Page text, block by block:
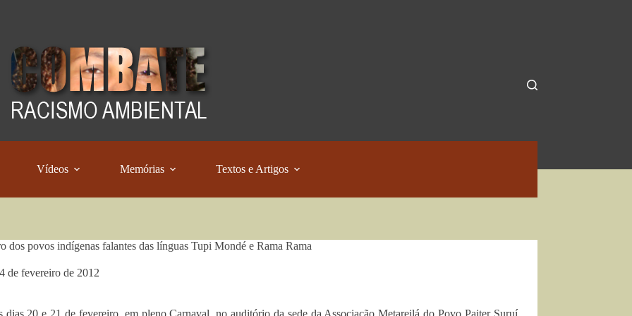
Vídeos Memórias Textos e Artigos
dos povos indígenas falantes das línguas Tupi Mondé e Rama Rama
de fevereiro de 2012
dias 20 e 21 de fevereiro, em pleno Carnaval, no auditório da sede da Associação Metareilá do Povo Paiter Suruí,